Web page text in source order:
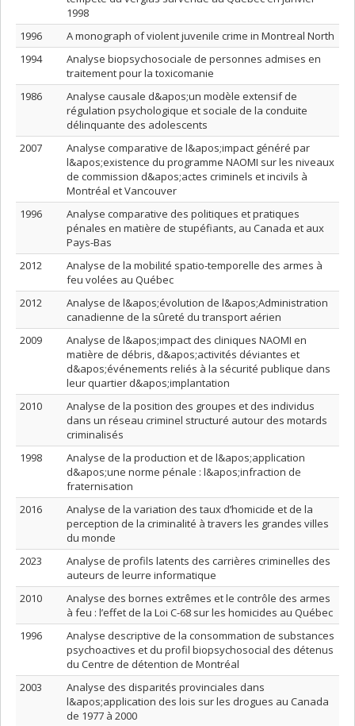
1998
1996
A monograph of violent juvenile crime in Montreal North
1994
Analyse biopsychosociale de personnes admises en
traitement pour la toxicomanie
1986
Analyse causale d&apos;un modèle extensif de
régulation psychologique et sociale de la conduite
délinquante des adolescents
2007
Analyse comparative de l&apos;impact généré par
l&apos;existence du programme NAOMI sur les niveaux
de commission d&apos;actes criminels et incivils à
Montréal et Vancouver
1996
Analyse comparative des politiques et pratiques
pénales en matière de stupéfiants, au Canada et aux
Pays-Bas
2012
Analyse de la mobilité spatio-temporelle des armes à
feu volées au Québec
2012
Analyse de l&apos;évolution de l&apos;Administration
canadienne de la sûreté du transport aérien
2009
Analyse de l&apos;impact des cliniques NAOMI en
matière de débris, d&apos;activités déviantes et
d&apos;événements reliés à la sécurité publique dans
leur quartier d&apos;implantation
2010
Analyse de la position des groupes et des individus
dans un réseau criminel structuré autour des motards
criminalisés
1998
Analyse de la production et de l&apos;application
d&apos;une norme pénale : l&apos;infraction de
fraternisation
2016
Analyse de la variation des taux d’homicide et de la
perception de la criminalité à travers les grandes villes
du monde
2023
Analyse de profils latents des carrières criminelles des
auteurs de leurre informatique
2010
Analyse des bornes extrêmes et le contrôle des armes
à feu : l’effet de la Loi C-68 sur les homicides au Québec
1996
Analyse descriptive de la consommation de substances
psychoactives et du profil biopsychosocial des détenus
du Centre de détention de Montréal
2003
Analyse des disparités provinciales dans
l&apos;application des lois sur les drogues au Canada
de 1977 à 2000